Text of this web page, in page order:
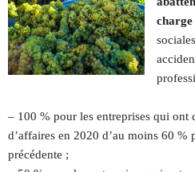
– 100 % pour les entreprises qui ont
d’affaires en 2020 d’au moins 60 %
précédente ;